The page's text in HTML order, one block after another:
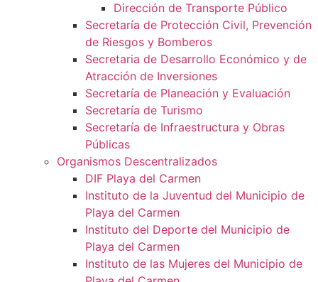
Dirección de Transporte Público
Secretaría de Protección Civil, Prevención
de Riesgos y Bomberos
Secretaria de Desarrollo Económico y de
Atracción de Inversiones
Secretaría de Planeación y Evaluación
Secretaría de Turismo
Secretaría de Infraestructura y Obras
Públicas
Organismos Descentralizados
DIF Playa del Carmen
Instituto de la Juventud del Municipio de
Playa del Carmen
Instituto del Deporte del Municipio de
Playa del Carmen
Instituto de las Mujeres del Municipio de